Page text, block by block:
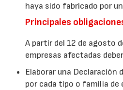
haya sido fabricado por
Principales
A partir del 12 de agosto
empresas afectadas
Elaborar una Declaración
por cada tipo o familia de